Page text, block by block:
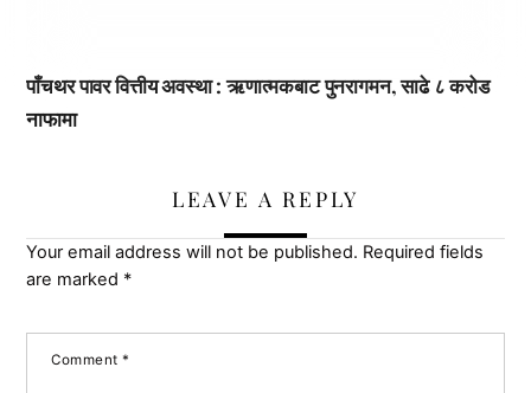
पाँचथर पावर वित्तीय अवस्था : ऋणात्मकबाट पुनरागमन, साढे ८ करोड
नाफामा
LEAVE A REPLY
Your email address will not be published. Required fields
are marked *
Comment*